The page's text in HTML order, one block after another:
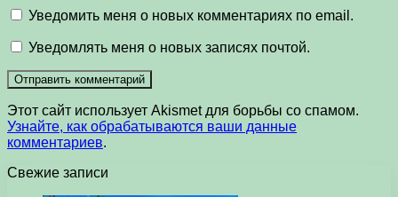
Уведомить меня о новых комментариях по email.
Уведомлять меня о новых записях почтой.
Этот сайт использует Akismet для борьбы со спамом.
Узнайте, как обрабатываются ваши данные
комментариев.
Свежие записи